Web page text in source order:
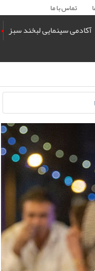
تماس با ما
آکادمی سینمایی لبخند سبز